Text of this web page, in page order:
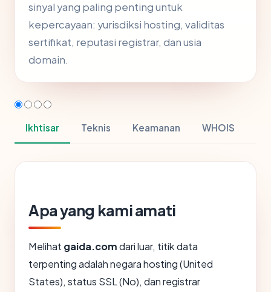
sinyal yang paling penting untuk
kepercayaan: yurisdiksi hosting, validitas
sertifikat, reputasi registrar, dan usia
domain.
Ikhtisar Teknis Keamanan WHOIS
Apa yang kami amati
Melihat gaida.comdari luar, titik data
terpenting adalah negara hosting (United
States), status SSL (No), dan registrar